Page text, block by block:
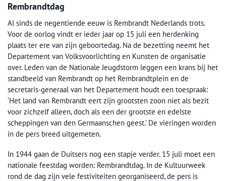
Rembrandtdag
Al sinds de negentiende eeuw is Rembrandt Nederlands trots.
Voor de oorlog vindt er ieder jaar op 15 juli een herdenking
plaats ter ere van zijn geboortedag. Na de bezetting neemt het
Departement van Volksvoorlichting en Kunsten de organisatie
over. Leden van de Nationale Jeugdstorm leggen een krans bij het
standbeeld van Rembrandt op het Rembrandtplein en de
secretaris-generaal van het Departement houdt een toespraak:
‘Het land van Rembrandt eert zijn grootsten zoon niet als bezit
voor zichzelf alleen, doch als een der grootste en edelste
scheppingen van den Germaanschen geest.’ De vieringen worden
in de pers breed uitgemeten.
In 1944 gaan de Duitsers nog een stapje verder. 15 juli moet een
nationale feestdag worden: Rembrandtdag. In de Kultuurweek
rond de dag zijn vele festiviteiten georganiseerd, de pers is